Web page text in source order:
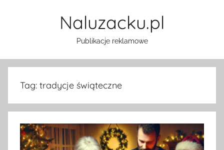
Naluzacku.pl
Publikacje reklamowe
Tag: tradycje świąteczne